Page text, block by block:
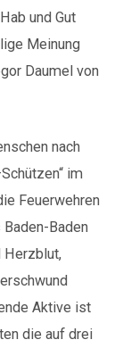
und Gut
Meinung
Daumel von
nach
im
Feuerwehren
Baden
Herzblut,
Aktive ist
die auf drei